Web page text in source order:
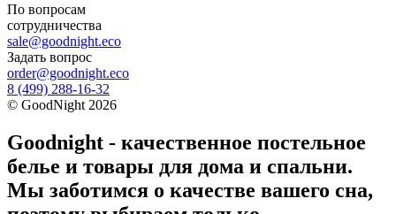
По вопросам
сотрудничества
sale@goodnight.eco
Задать вопрос
order@goodnight.eco
8 (499) 288-16-32
© GoodNight 2026
Goodnight - качественное постельное
белье и товары для дома и спальни.
Мы заботимся о качестве вашего сна,